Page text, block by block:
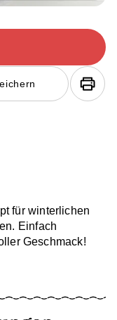
für winterlichen
Einfach
Geschmack!